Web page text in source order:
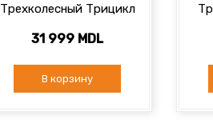
Трехколесный Трицикл
6х12В...
31 999 MDL
В корзину